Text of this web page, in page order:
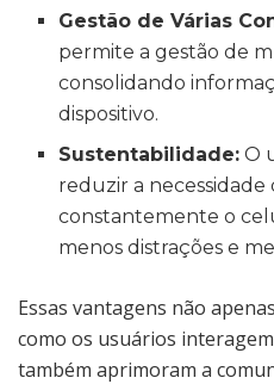
Gestão de Várias
permite a gestão de
consolidando
dispositivo.
Sustentabilidade: O
reduzir a necessidade
constantemente o
menos distrações e
Essas vantagens não
como os usuários
também aprimoram a